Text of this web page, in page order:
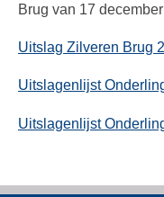
Brug van 17
Uitslag Zilveren Brug
Uitslagenlijst
Uitslagenlijst